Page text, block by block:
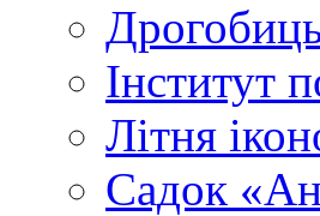
Інститут
Літня
Садок